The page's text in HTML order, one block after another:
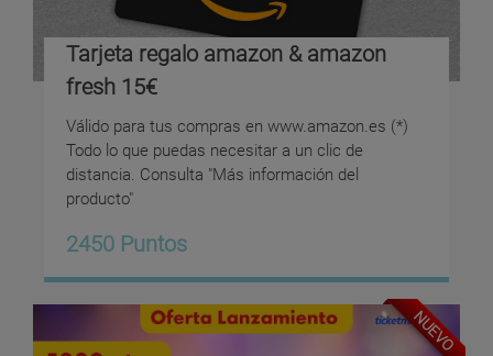
Tarjeta regalo amazon & amazon
fresh 15€
Válido para tus compras en www.amazon.es (*)
Todo lo que puedas necesitar a un clic de
distancia. Consulta "Más información del
producto"
2450 Puntos
NUEVO